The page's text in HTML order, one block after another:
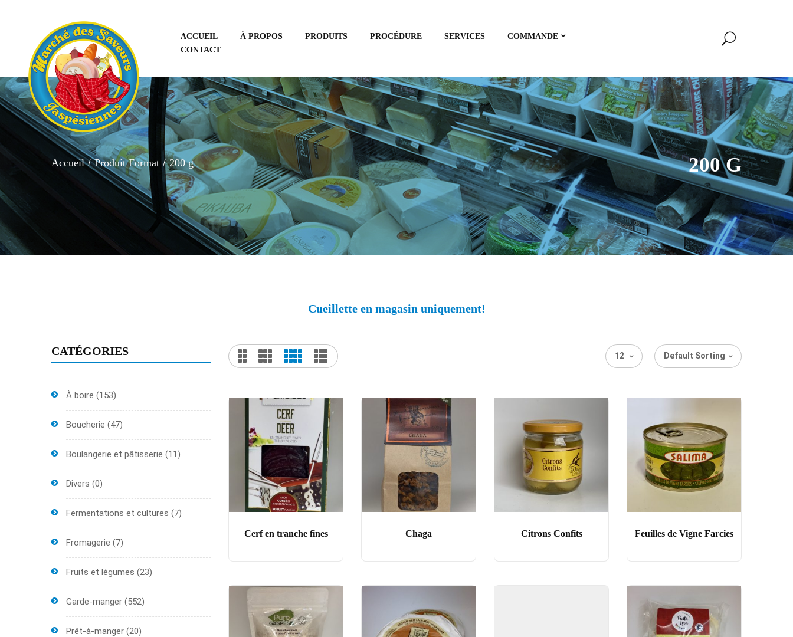
ACCUEIL À PROPOS PRODUITS PROCÉDURE SERVICES
COMMANDE
CONTACT
200 G
Accueil Produit Format 200 g
Cueillette en magasin uniquement!
CATÉGORIES
À boire (153)
Boucherie (47)
Boulangerie et pâtisserie (11)
Divers (0)
Fermentations et cultures (7)
Fromagerie (7)
Fruits et légumes (23)
Garde-manger (552)
Prêt-à-manger (20)
Default Sorting
12
Cerf en tranche fines Chaga Citrons Confits Feuilles de Vigne Farcies